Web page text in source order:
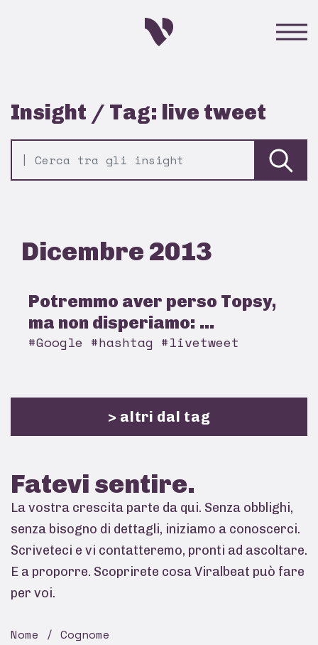
Insight / Tag: live tweet
Dicembre 2013
Potremmo aver perso Topsy,
ma non disperiamo: ...
#Google #hashtag #livetweet
> altri dal tag
Fatevi sentire.
La vostra crescita parte da qui. Senza obblighi,
senza bisogno di dettagli, iniziamo a conoscerci.
Scriveteci e vi contatteremo, pronti ad ascoltare.
E a proporre. Scoprirete cosa Viralbeat può fare
per voi.
Nome / Cognome